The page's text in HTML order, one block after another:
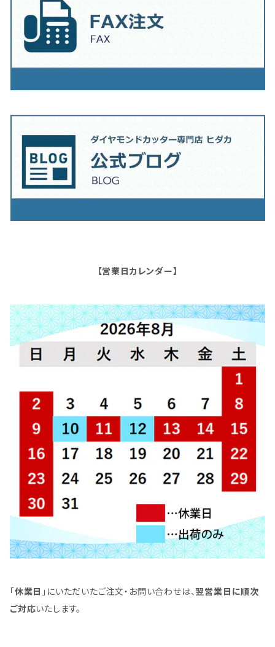
【営業日カレンダー】
「休業日 」にいただいたご注文・お問い合わせは、翌営業日に順次
ご対応いたします。